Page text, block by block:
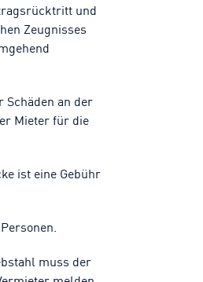
und
Zeugnisses
Schäden an der
Mieter für die
ist eine Gebühr
muss der